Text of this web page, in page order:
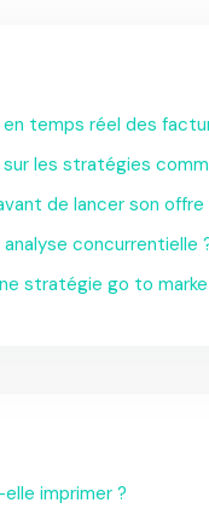
en temps réel des
sur les stratégies
de lancer son offre
analyse concurrentielle
stratégie go to
elle imprimer ?